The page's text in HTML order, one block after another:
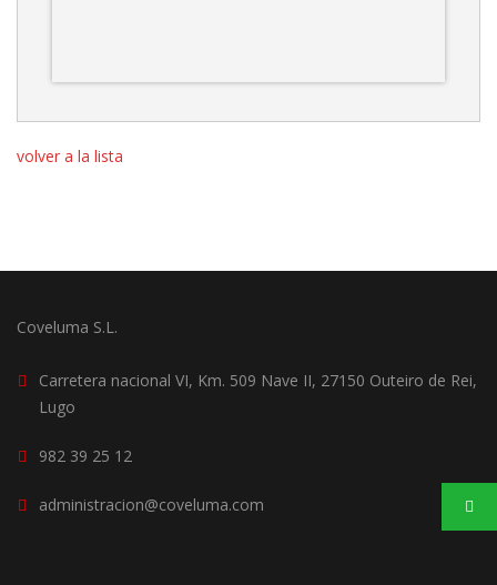
volver a la lista
Coveluma S.L.
Carretera nacional VI, Km. 509 Nave II, 27150 Outeiro de Rei,
Lugo
982 39 25 12
administracion@coveluma.com